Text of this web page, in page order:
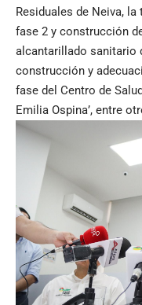
Residuales de Neiva,
fase 2 y construcción
alcantarillado sanitario
construcción y
fase del Centro de
Emilia Ospina’, entre